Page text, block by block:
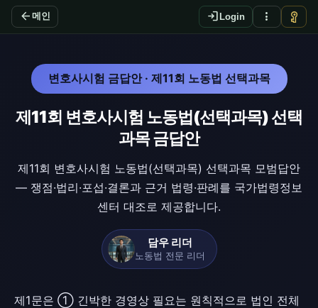
arrow_back 메인 login Login more_vert vpn_key
변호사시험 금답안 · 제11회 노동법 선택과목
제11회 변호사시험 노동법(선택과목) 선택
과목 금답안
제11회 변호사시험 노동법(선택과목) 선택과목 모범답안
— 쟁점·법리·포섭·결론과 근거 법령·판례를 국가법령정보
센터 대조로 제공합니다.
담우 리더
노동법 전문 리더
제1문은 ① 긴박한 경영상 필요는 원칙적으로 법인 전체